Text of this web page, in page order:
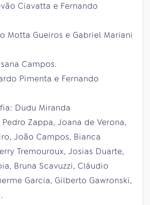
Ciavatta e Fernando
Motta Gueiros e Gabriel Mariani
Campos.
Pimenta e Fernando
Dudu Miranda
Zappa, Joana de Verona,
João Campos, Bianca
Tremouroux, Josias Duarte,
Bruna Scavuzzi, Cláudio
Garcia, Gilberto Gawronski,